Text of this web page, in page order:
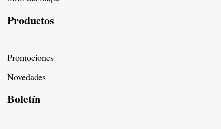
Productos
Promociones
Novedades
Boletín